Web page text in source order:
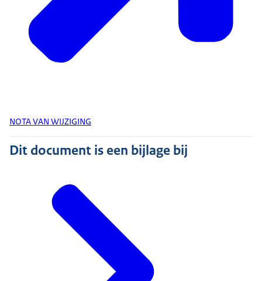
NOTA VAN WIJZIGING
Dit document is een bijlage bij